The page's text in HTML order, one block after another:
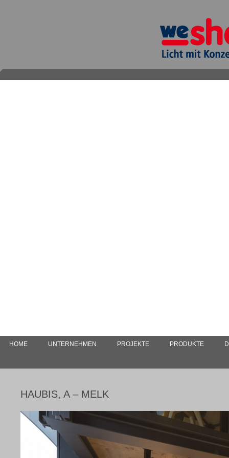
HOME UNTERNEHMEN PROJEKTE PRODUKTE
HAUBIS, A – MELK